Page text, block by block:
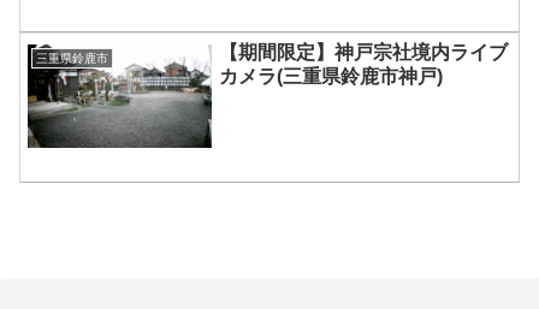
三重県鈴鹿市
【期間限定】神戸宗社境内ライブ
カメラ(三重県鈴鹿市神戸)